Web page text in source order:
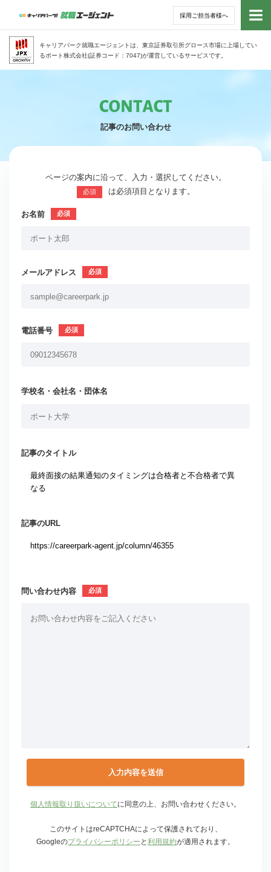
採用ご担当者様へ
キャリアパーク就職エージェントは、東京証券取引所グロース市場に上場してい
るポート株式会社(証券コード：7047)が運営しているサービスです。
トッ
記事のお問い合わせ
ページの案内に沿って、入力・選択してください。
必須 は必須項目となります。
お名前
メールアドレス
電話番号
学校名・会社名・団体名
記事のタイトル
記事のURL
問い合わせ内容
個人情報取り扱いについてに同意の上、お問い合わせください。
このサイトはreCAPTCHAによって保護されており、
Googleのプライバシーポリシー と 利用規約が適用されます。